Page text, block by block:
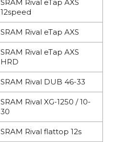
SRAM Rival eTap AXS
12speed
SRAM Rival eTap AXS
SRAM Rival eTap AXS
HRD
SRAM Rival DUB 46-33
SRAM Rival XG-1250 / 10-
30
SRAM Rival flattop 12s